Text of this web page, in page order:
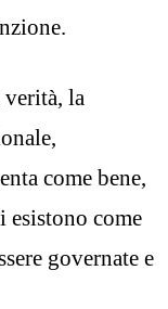
la
come bene,
esistono come
governate e